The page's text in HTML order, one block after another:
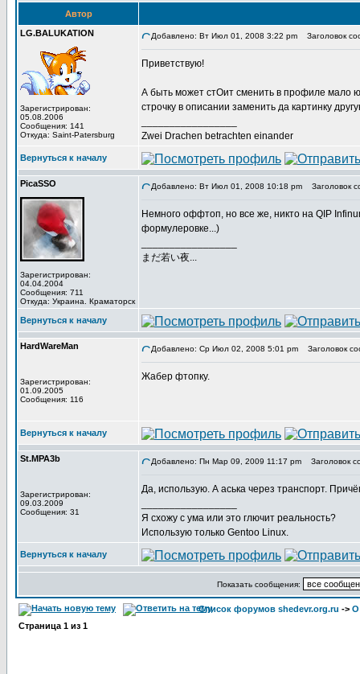
Автор
LG.BALUKATION
Зарегистрирован:
05.08.2006
Сообщения: 141
Откуда: Saint-Patersburg
Добавлено: Вт Июл 01, 2008 3:22 pm Заголовок
Приветствую!
А быть может стОит сменить в профиле мало
строчку в описании заменить да картинку
Zwei Drachen betrachten einander
Вернуться к началу
PicaSSO
Зарегистрирован:
04.04.2004
Сообщения: 711
Откуда: Украина. Краматорск
Добавлено: Вт Июл 01, 2008 10:18 pm Заголовок
Немного оффтоп, но все же, никто на QIP
формулеровке...)
まだ若い夜...
Вернуться к началу
HardWareMan
Зарегистрирован:
01.09.2005
Сообщения: 116
Добавлено: Ср Июл 02, 2008 5:01 pm Заголовок
Жабер фтопку.
Вернуться к началу
St.MPA3b
Зарегистрирован:
09.03.2009
Сообщения: 31
Добавлено: Пн Мар 09, 2009 11:17 pm Заголовок
Да, использую. А аська через транспорт.
Я схожу с ума или это глючит реальность?
Использую только Gentoo Linux.
Вернуться к началу
Показать сообщения:
Список форумов shedevr.org.ru -> О
Страница 1 из 1